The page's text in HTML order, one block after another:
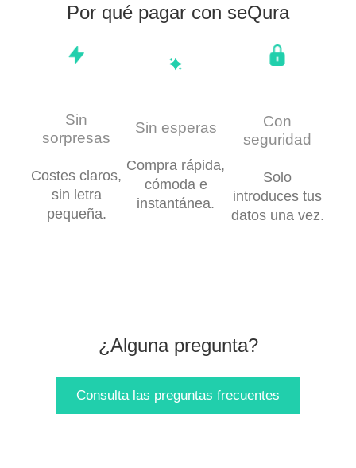
Por qué pagar con seQura
Sin
sorpresas
Costes claros,
sin letra
pequeña.
Sin esperas
Compra rápida,
cómoda e
instantánea.
Con
seguridad
Solo
introduces tus
datos una vez.
¿Alguna pregunta?
Consulta las preguntas frecuentes